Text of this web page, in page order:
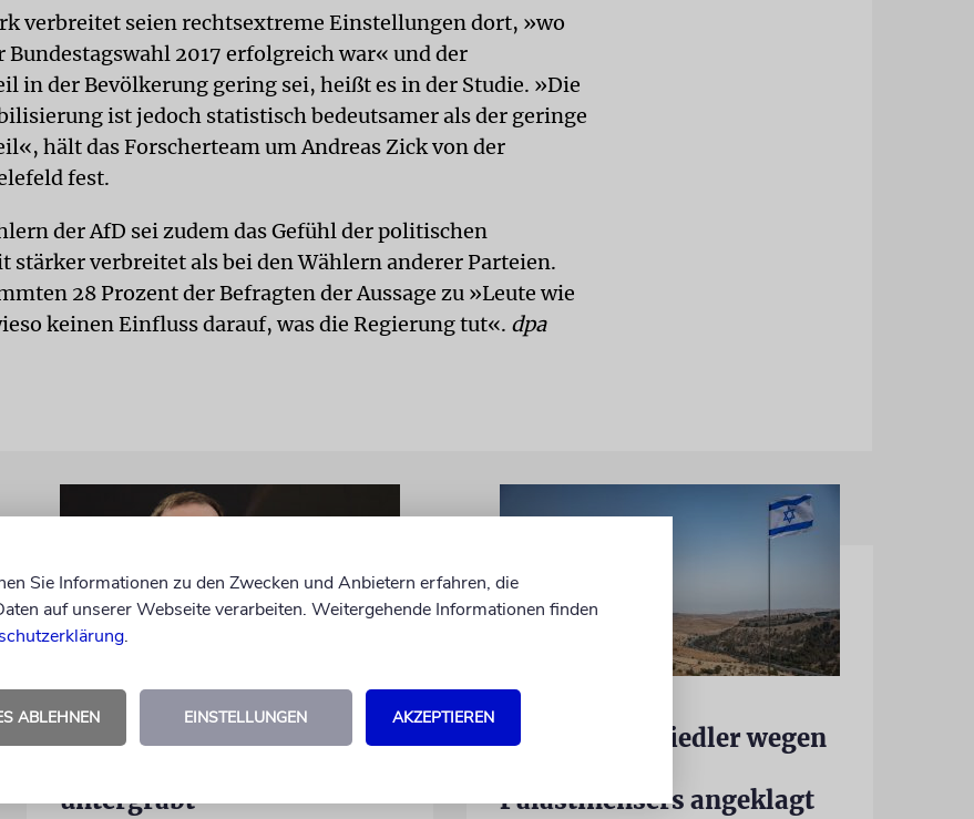
verbreitet seien rechtsextreme Einstellungen dort, »wo
Bundestagswahl 2017 erfolgreich war« und der
in der Bevölkerung gering sei, heißt es in der Studie. »Die
ist jedoch statistisch bedeutsamer als der geringe
hält das Forscherteam um Andreas Zick von der
fest.
der AfD sei zudem das Gefühl der politischen
stärker verbreitet als bei den Wählern anderer Parteien.
28 Prozent der Befragten der Aussage zu »Leute wie
keinen Einfluss darauf, was die Regierung tut«. dpa
Wie Georg Restle die
untergräbt
Israelischer Siedler wegen
Palästinensers angeklagt
Sie Informationen zu den Zwecken und Anbietern erfahren, die
auf unserer Webseite verarbeiten. Weitergehende Informationen finden
.
ABLEHNEN EINSTELLUNGEN AKZEPTIEREN